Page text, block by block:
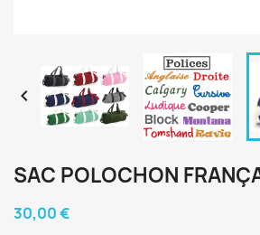

SAC POLOCHON
30,00 €